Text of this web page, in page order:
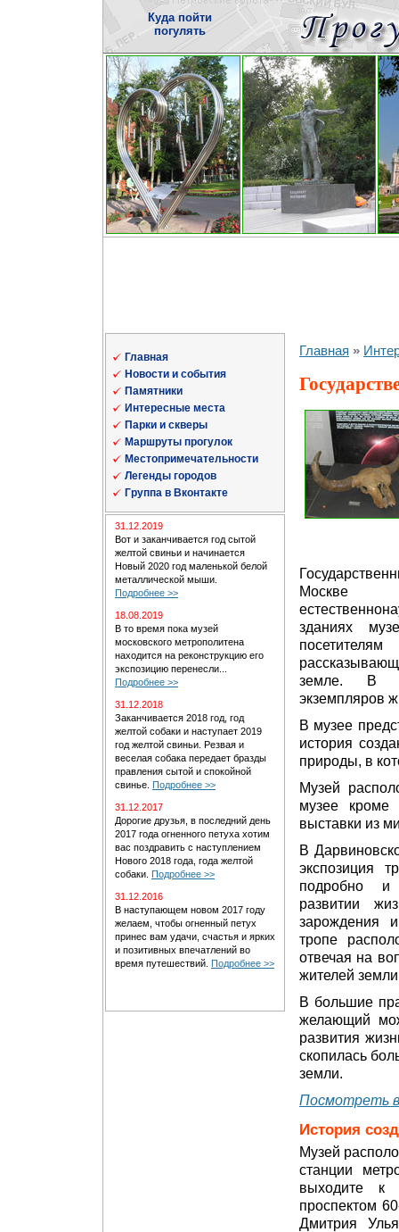
Куда пойти
погулять
Главная
Новости и события
Памятники
Интересные места
Парки и скверы
Маршруты прогулок
Местопримечательности
Легенды городов
Группа в Вконтакте
31.12.2019
Вот и заканчивается год сытой
желтой свиньи и начинается
Новый 2020 год маленькой белой
металлической мыши.
Подробнее >>
18.08.2019
В то время пока музей
московского метрополитена
находится на реконструкцию его
экспозицию перенесли...
Подробнее >>
31.12.2018
Заканчивается 2018 год, год
желтой собаки и наступает 2019
год желтой свиньи. Резвая и
веселая собака передает бразды
правления сытой и спокойной
свинье. Подробнее >>
31.12.2017
Дорогие друзья, в последний день
2017 года огненного петуха хотим
вас поздравить с наступлением
Нового 2018 года, года желтой
собаки. Подробнее >>
31.12.2016
В наступающем новом 2017 году
желаем, чтобы огненный петух
принес вам удачи, счастья и ярких
и позитивных впечатлений во
время путешествий. Подробнее >>
Главная »
Москве
зданиях
земле. В
экземпляров
В музее
история
природы, в
Музей
музее кроме
выставки из
В
экспозиция
подробно и
развитии
зарождения
тропе
отвечая на
жителей
В большие
желающий
развития
скопилась
земли.
Посмотреть
История
Музей
станции
выходите к
проспектом
Дмитрия